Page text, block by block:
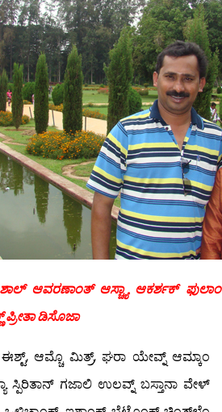
ಆವರಣಾಂತ್ ಆಸ್ಚ್ಯಾ ಆಕರ್ಶಕ್
ಡಿಸೊಜಾ
ಆಮ್ಚೊ ಮಿತ್ರ್, ಘರಾ ಯೇವ್ನ್ ಆಮ್ಕಾಂ
ಸ್ಪಿರಿತಾನ್ ಗಜಾಲಿ ಉಲವ್ನ್ ಬಸ್ತಾನಾ ವೇಳ್